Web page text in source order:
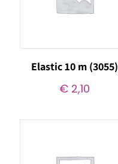
Elastic 10 m (3055)
€ 2,10